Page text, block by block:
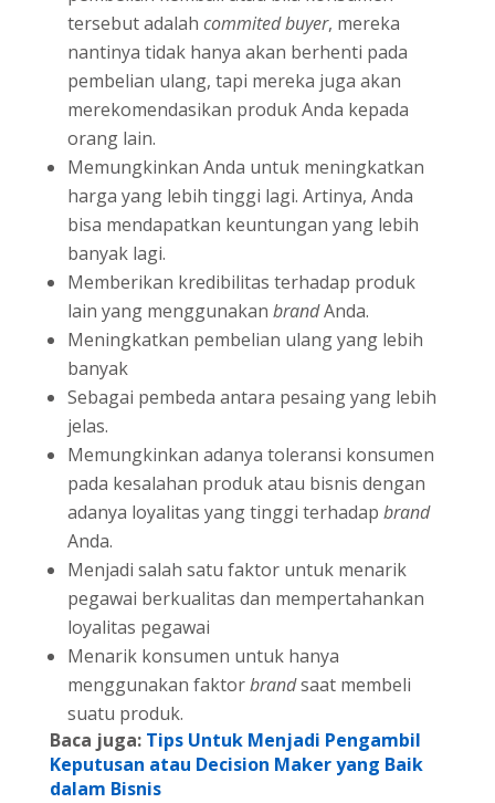
tersebut adalah commited buyer, mereka
nantinya tidak hanya akan berhenti pada
pembelian ulang, tapi mereka juga akan
merekomendasikan produk Anda kepada
orang lain.
Memungkinkan Anda untuk meningkatkan
harga yang lebih tinggi lagi. Artinya, Anda
bisa mendapatkan keuntungan yang lebih
banyak lagi.
Memberikan kredibilitas terhadap produk
lain yang menggunakan brandAnda.
Meningkatkan pembelian ulang yang lebih
banyak
Sebagai pembeda antara pesaing yang lebih
jelas.
Memungkinkan adanya toleransi konsumen
pada kesalahan produk atau bisnis dengan
adanya loyalitas yang tinggi terhadap brand
Anda.
Menjadi salah satu faktor untuk menarik
pegawai berkualitas dan mempertahankan
loyalitas pegawai
Menarik konsumen untuk hanya
menggunakan faktorbrandsaat membeli
suatu produk.
Baca juga: Tips Untuk Menjadi Pengambil
Keputusan atau Decision Maker yang Baik
dalam Bisnis